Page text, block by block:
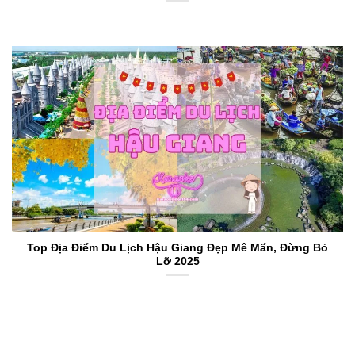
Top Địa Điểm Du Lịch Hậu Giang Đẹp Mê Mẩn, Đừng Bỏ
Lỡ 2025